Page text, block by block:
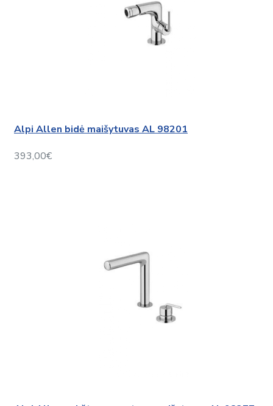
Alpi Allen bidė maišytuvas AL 98201
393,00€